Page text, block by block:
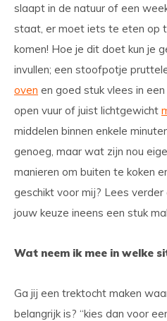
slaapt in de natuur of een
staat, er moet iets te eten op
komen! Hoe je dit doet kun je
invullen; een stoofpotje
oven en goed stuk vlees in een
open vuur of juist lichtgewicht
middelen binnen enkele
genoeg, maar wat zijn nou
manieren om buiten te koken
geschikt voor mij? Lees
jouw keuze ineens een stuk
Wat neem ik mee in welke
Ga jij een trektocht maken
belangrijk is? “kies dan voor